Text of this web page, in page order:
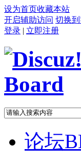
设为首页收藏本站
开启辅助访问 切换到
登录 | 立即注册
论坛